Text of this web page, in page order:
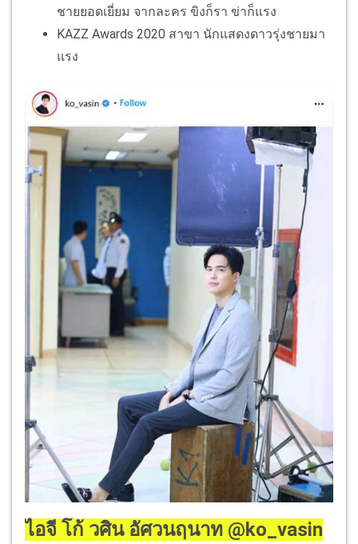
ชายยอดเยี่ยม จากละคร ขิงก็รา ข่าก็แรง
KAZZ Awards 2020 สาขา นักแสดงดาวรุ่งชายมา
แรง
ไอจี โก้ วศิน อัศวนฤนาท @ko_vasin